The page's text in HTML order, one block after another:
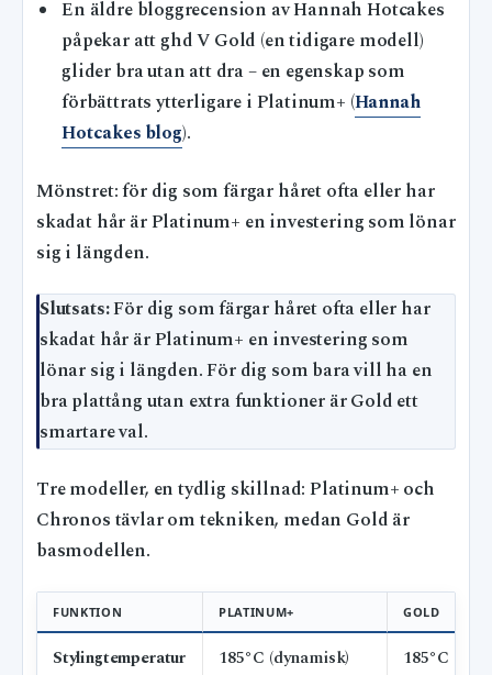
En äldre bloggrecension av Hannah Hotcakes
påpekar att ghd V Gold (en tidigare modell)
glider bra utan att dra – en egenskap som
förbättrats ytterligare i Platinum+ (Hannah
Hotcakes blog).
Mönstret: för dig som färgar håret ofta eller har
skadat hår är Platinum+ en investering som lönar
sig i längden.
Slutsats:För dig som färgar håret ofta eller har
skadat hår är Platinum+ en investering som
lönar sig i längden. För dig som bara vill ha en
bra plattång utan extra funktioner är Gold ett
smartare val.
Tre modeller, en tydlig skillnad: Platinum+ och
Chronos tävlar om tekniken, medan Gold är
basmodellen.
FUNKTION PLATINUM+ GOLD
Stylingtemperatur 185°C (dynamisk) 185°C (fast)